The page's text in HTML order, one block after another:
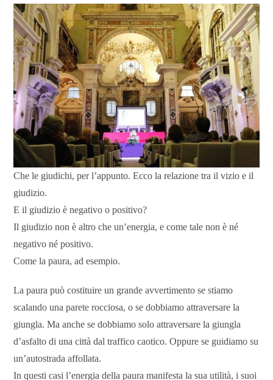
Che le giudichi, per l’appunto. Ecco la relazione tra il vizio e il
giudizio.
E il giudizio è negativo o positivo?
Il giudizio non è altro che un’energia, e come tale non è né
negativo né positivo.
Come la paura, ad esempio.
La paura può costituire un grande avvertimento se stiamo
scalando una parete rocciosa, o se dobbiamo attraversare la
giungla. Ma anche se dobbiamo solo attraversare la giungla
d’asfalto di una città dal traffico caotico. Oppure se guidiamo su
un’autostrada affollata.
In questi casi l’energia della paura manifesta la sua utilità, i suoi